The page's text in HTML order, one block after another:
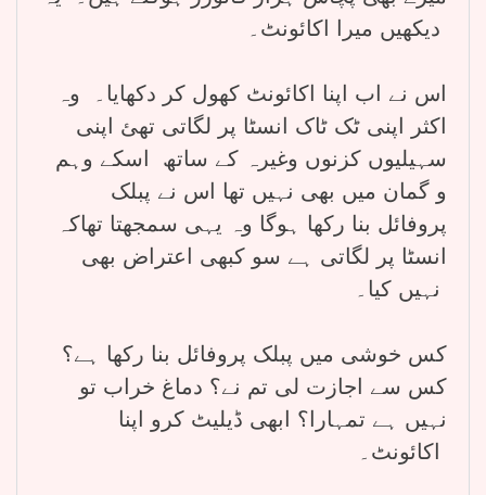
اس نے اب اپنا اکائونٹ کھول کر دکھایا۔ وہ
اکثر اپنی ٹک ٹاک انسٹا پر لگاتی تھئ اپنی
سہیلیوں کزنوں وغیرہ کے ساتھ اسکے وہم
و گمان میں بھی نہیں تھا اس نے پبلک
پروفائل بنا رکھا ہوگا وہ یہی سمجھتا تھاکہ
انسٹا پر لگاتی ہے سو کبھی اعتراض بھی
کس خوشی میں پبلک پروفائل بنا رکھا ہے؟
کس سے اجازت لی تم نے؟ دماغ خراب تو
نہیں ہے تمہارا؟ ابھی ڈیلیٹ کرو اپنا